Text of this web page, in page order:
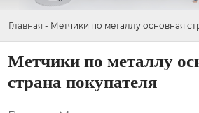
Главная - Метчики по металлу основная
Метчики по металлу
страна покупателя